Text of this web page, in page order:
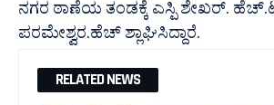
ನಗರ ಠಾಣೆಯ ತಂಡಕ್ಕೆ ಎಸ್ಪಿ ಶೇಖರ್.
ಪರಮೇಶ್ವರ.ಹೆಚ್ ಶ್ಲಾಘಿಸಿದ್ದಾರೆ.
RELATED NEWS